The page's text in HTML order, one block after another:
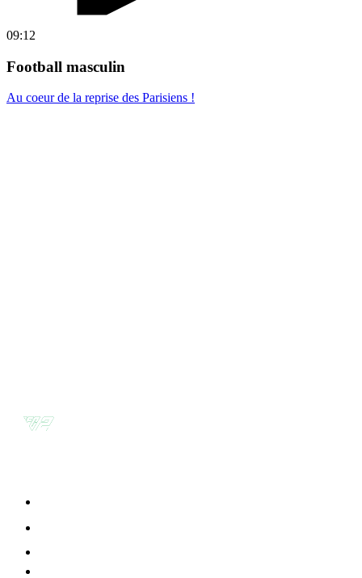
09:12
Football masculin
Au coeur de la reprise des Parisiens !